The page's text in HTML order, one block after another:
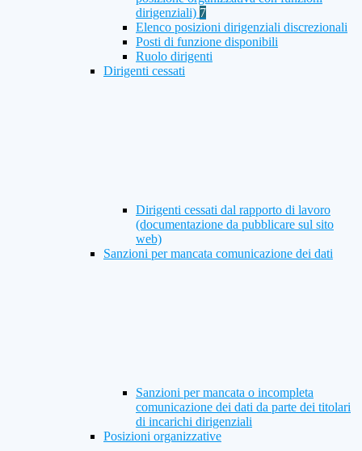
dirigenziali) 7
Elenco posizioni dirigenziali discrezionali
Posti di funzione disponibili
Ruolo dirigenti
Dirigenti cessati
Dirigenti cessati dal rapporto di lavoro
(documentazione da pubblicare sul sito
web)
Sanzioni per mancata comunicazione dei dati
Sanzioni per mancata o incompleta
comunicazione dei dati da parte dei titolari
di incarichi dirigenziali
Posizioni organizzative